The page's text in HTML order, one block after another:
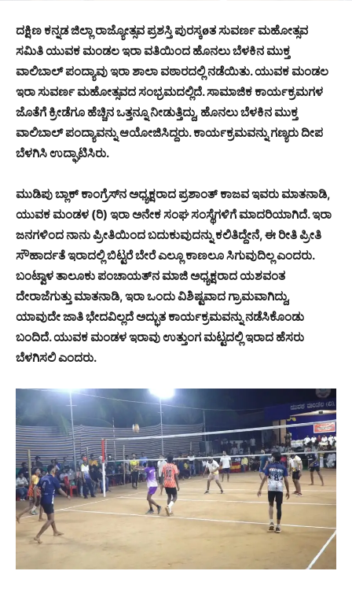
ದಕ್ಷಿಣ ಕನ್ನಡ ಜಿಲ್ಲಾ ರಾಜ್ಯೋತ್ಸವ ಪ್ರಶಸ್ತಿ ಪುರಸ್ಕøತ ಸುವರ್ಣ ಮಹೋತ್ಸವ
ಸಮಿತಿ ಯುವಕ ಮಂಡಲ ಇರಾ ವತಿಯಿಂದ ಹೊನಲು ಬೆಳಕಿನ ಮುಕ್ತ
ವಾಲಿಬಾಲ್ ಪಂದ್ಯಾವು ಇರಾ ಶಾಲಾ ವಠಾರದಲ್ಲಿ ನಡೆಯಿತು. ಯುವಕ ಮಂಡಲ
ಇರಾ ಸುವರ್ಣ ಮಹೋತ್ಸವದ ಸಂಭ್ರಮದಲ್ಲಿದೆ. ಸಾಮಾಜಿಕ ಕಾರ್ಯಕ್ರಮಗಳ
ಜೊತೆಗೆ ಕ್ರೀಡೆಗೂ ಹೆಚ್ಚಿನ ಒತ್ತನ್ನೂ ನೀಡುತ್ತಿದ್ದು, ಹೊನಲು ಬೆಳಕಿನ ಮುಕ್ತ
ವಾಲಿಬಾಲ್ ಪಂದ್ಯಾವನ್ನು ಆಯೋಜಿಸಿದ್ದರು. ಕಾರ್ಯಕ್ರಮವನ್ನು ಗಣ್ಯರು ದೀಪ
ಬೆಳಗಿಸಿ ಉದ್ಘಾಟಿಸಿರು.
ಮುಡಿಪು ಬ್ಲಾಕ್ ಕಾಂಗ್ರೆಸ್‍ನ ಅಧ್ಯಕ್ಷರಾದ ಪ್ರಶಾಂತ್ ಕಾಜವ ಇವರು ಮಾತನಾಡಿ,
ಯುವಕ ಮಂಡಳ (ರಿ) ಇರಾ ಅನೇಕ ಸಂಘ ಸಂಸ್ಥೆಗಳಿಗೆ ಮಾದರಿಯಾಗಿದೆ. ಇರಾ
ಜನಗಳಿಂದ ನಾನು ಪ್ರೀತಿಯಿಂದ ಬದುಕುವುದನ್ನು ಕಲಿತಿದ್ದೇನೆ, ಈ ರೀತಿ ಪ್ರೀತಿ
ಸೌಹಾರ್ದತೆ ಇರಾದಲ್ಲಿ ಬಿಟ್ಟರೆ ಬೇರೆ ಎಲ್ಲೂ ಕಾಣಲೂ ಸಿಗುವುದಿಲ್ಲ ಎಂದರು.
ಬಂಟ್ವಾಳ ತಾಲೂಕು ಪಂಚಾಯತ್‍ನ ಮಾಜಿ ಅಧ್ಯಕ್ಷರಾದ ಯಶವಂತ
ದೇರಾಜೆಗುತ್ತು ಮಾತನಾಡಿ, ಇರಾ ಒಂದು ವಿಶಿಷ್ಟವಾದ ಗ್ರಾಮವಾಗಿದ್ದು,
ಯಾವುದೇ ಜಾತಿ ಭೇದವಿಲ್ಲದೆ ಅದ್ಭುತ ಕಾರ್ಯಕ್ರಮವನ್ನು ನಡೆಸಿಕೊಂಡು
ಬಂದಿದೆ. ಯುವಕ ಮಂಡಳ ಇರಾವು ಉತ್ತುಂಗ ಮಟ್ಟದಲ್ಲಿ ಇರಾದ ಹೆಸರು
ಬೆಳಗಿಸಲಿ ಎಂದರು.